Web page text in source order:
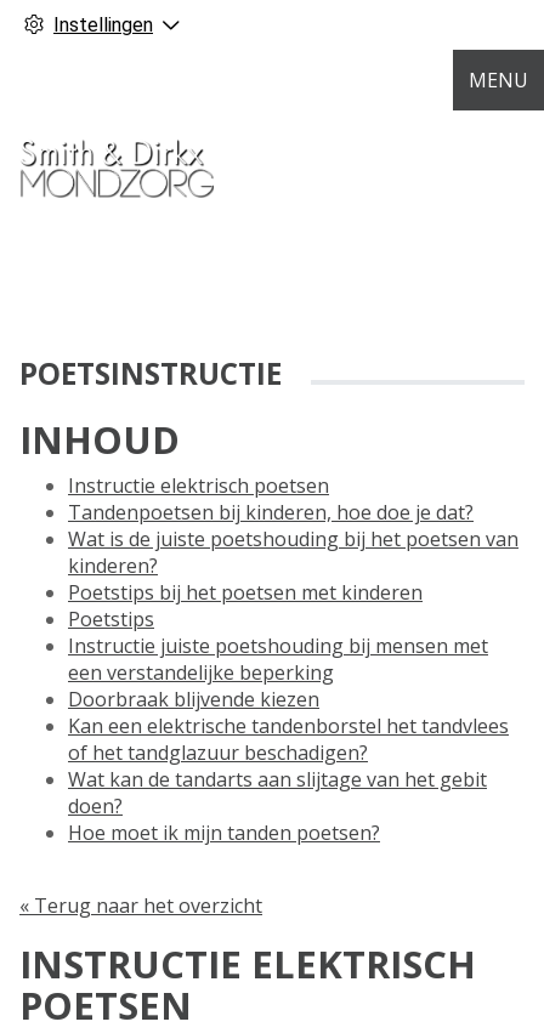
Instellingen
MENU
POETSINSTRUCTIE
INHOUD
Instructie elektrisch poetsen
Tandenpoetsen bij kinderen, hoe doe je dat?
Wat is de juiste poetshouding bij het poetsen van
kinderen?
Poetstips bij het poetsen met kinderen
Poetstips
Instructie juiste poetshouding bij mensen met
een verstandelijke beperking
Doorbraak blijvende kiezen
Kan een elektrische tandenborstel het tandvlees
of het tandglazuur beschadigen?
Wat kan de tandarts aan slijtage van het gebit
doen?
Hoe moet ik mijn tanden poetsen?
« Terug naar het overzicht
INSTRUCTIE ELEKTRISCH
POETSEN